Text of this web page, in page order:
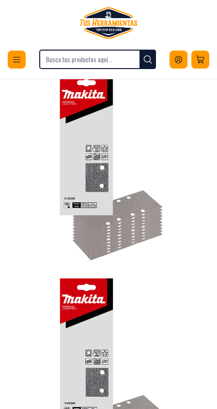
Envios a todo Chile
Herramientas Manuales
Lija Multiuso (10un) 93x228 G180 Makita D-65280